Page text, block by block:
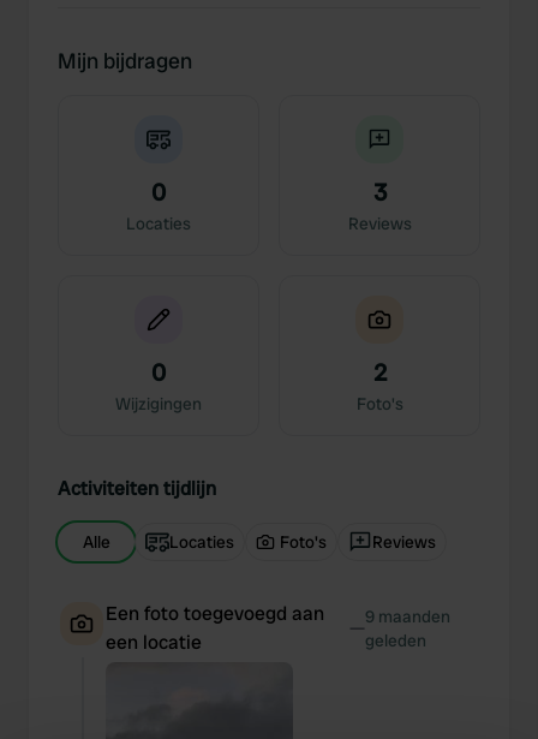
Mijn bijdragen
0
Locaties
3
Reviews
0
Wijzigingen
2
Foto's
Activiteiten tijdlijn
Alle Locaties Foto's Reviews
Een foto toegevoegd aan
een locatie
—9 maanden
geleden